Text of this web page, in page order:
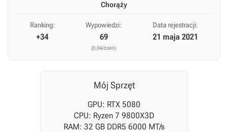
Chorąży
Ranking:
+34
Wypowiedzi:
69
(0,04/dzień)
Data rejestracji:
21 maja 2021
Mój Sprzęt
GPU: RTX 5080
CPU: Ryzen 7 9800X3D
RAM: 32 GB DDR5 6000 MT/s